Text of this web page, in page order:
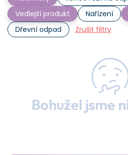
Vedlejší produkt
Nařízení
Dřevní odpad
Zrušit filtry
Bohužel jsme